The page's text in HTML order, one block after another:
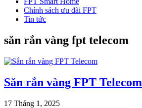
Chính sách ưu đãi FPT
Tin tức
săn rắn vàng fpt telecom
Săn rắn vàng FPT Telecom
17 Tháng 1, 2025